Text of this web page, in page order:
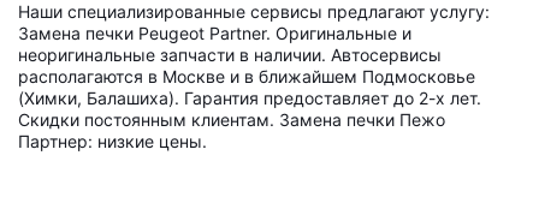
Наши специализированные сервисы предлагают услугу:
Замена печки Peugeot Partner. Оригинальные и
неоригинальные запчасти в наличии. Автосервисы
располагаются в Москве и в ближайшем Подмосковье
(Химки, Балашиха). Гарантия предоставляет до 2-х лет.
Скидки постоянным клиентам. Замена печки Пежо
Партнер: низкие цены.